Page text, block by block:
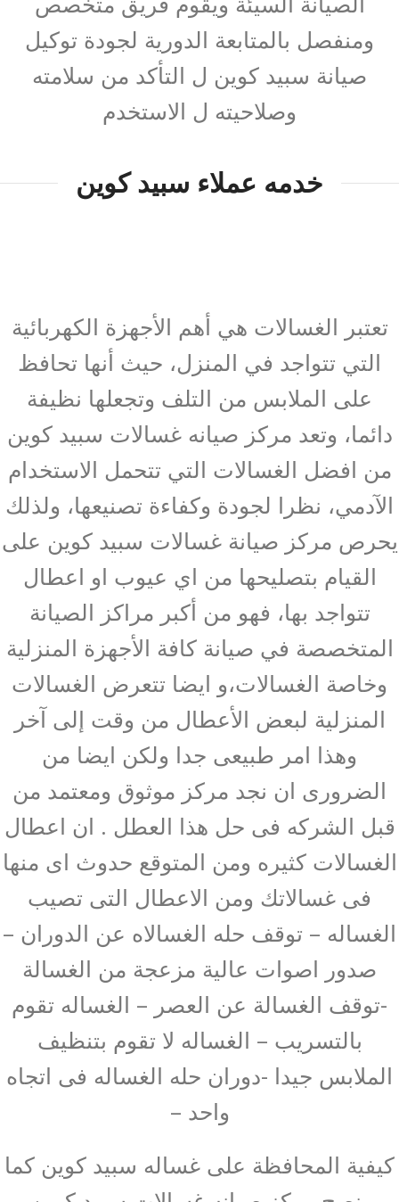
ومنفصل بالمتابعة الدورية لجودة توكيل
صيانة سبيد كوين ل التأكد من سلامته
وصلاحيته ل الاستخدم
خدمه عملاء سبيد كوين
تعتبر الغسالات هي أهم الأجهزة الكهربائية
التي تتواجد في المنزل، حيث أنها تحافظ
على الملابس من التلف وتجعلها نظيفة
دائما، وتعد مركز صيانه غسالات سبيد كوين
من افضل الغسالات التي تتحمل الاستخدام
الآدمي، نظرا لجودة وكفاءة تصنيعها، ولذلك
يحرص مركز صيانة غسالات سبيد كوين على
القيام بتصليحها من اي عيوب او اعطال
تتواجد بها، فهو من أكبر مراكز الصيانة
المتخصصة في صيانة كافة الأجهزة المنزلية
وخاصة الغسالات،و ايضا تتعرض الغسالات
المنزلية لبعض الأعطال من وقت إلى آخر
وهذا امر طبيعى جدا ولكن ايضا من
الضرورى ان نجد مركز موثوق ومعتمد من
قبل الشركه فى حل هذا العطل . ان اعطال
الغسالات كثيره ومن المتوقع حدوث اى منها
فى غسالاتك ومن الاعطال التى تصيب
الغساله – توقف حله الغسالاه عن الدوران –
صدور اصوات عالية مزعجة من الغسالة
-توقف الغسالة عن العصر – الغساله تقوم
بالتسريب – الغساله لا تقوم بتنظيف
الملابس جيدا -دوران حله الغساله فى اتجاه
واحد –
كيفية المحافظة على غساله سبيد كوين كما